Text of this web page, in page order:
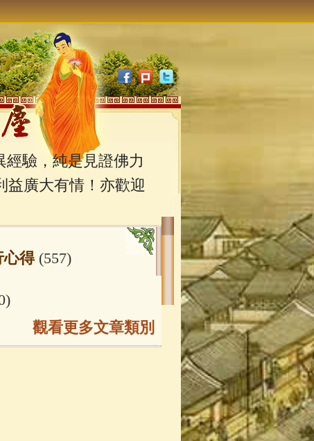
驗，純是見證佛力
益廣大有情！亦歡迎
心得 (557)
觀看更多文章類別